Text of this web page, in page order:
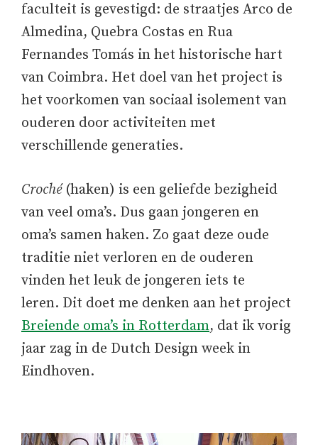
faculteit is gevestigd: de straatjes Arco de
Almedina, Quebra Costas en Rua
Fernandes Tomás in het historische hart
van Coimbra. Het doel van het project is
het voorkomen van sociaal isolement van
ouderen door activiteiten met
verschillende generaties.
Croché (haken) is een geliefde bezigheid
van veel oma’s. Dus gaan jongeren en
oma’s samen haken. Zo gaat deze oude
traditie niet verloren en de ouderen
vinden het leuk de jongeren iets te
leren. Dit doet me denken aan het project
Breiende oma’s in Rotterdam, dat ik vorig
jaar zag in de Dutch Design week in
Eindhoven.